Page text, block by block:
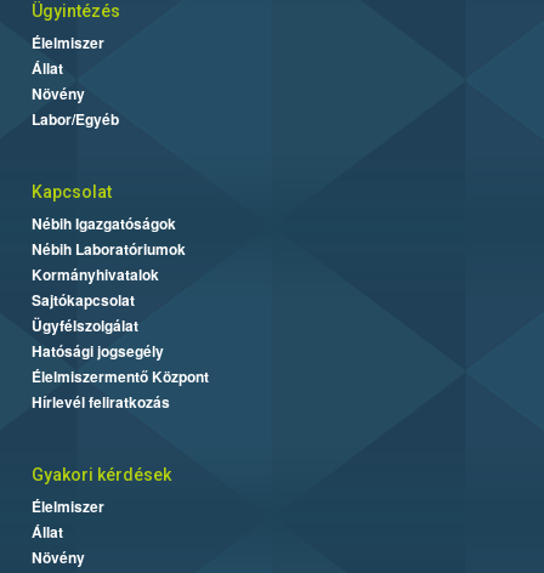
Ügyintézés
Élelmiszer
Állat
Növény
Labor/Egyéb
Kapcsolat
Nébih Igazgatóságok
Nébih Laboratóriumok
Kormányhivatalok
Sajtókapcsolat
Ügyfélszolgálat
Hatósági jogsegély
Élelmiszermentő Központ
Hírlevél feliratkozás
Gyakori kérdések
Élelmiszer
Állat
Növény